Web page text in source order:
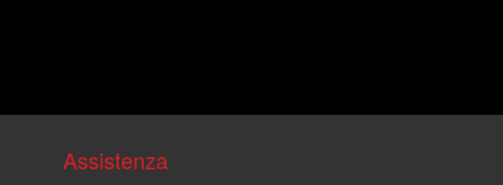
Assistenza